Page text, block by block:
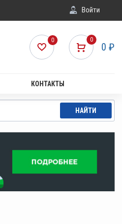
Войти
0
0 ₽
0
КОНТАКТЫ
НАЙТИ